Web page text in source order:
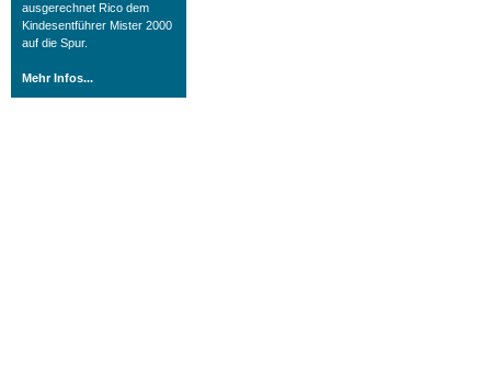
ausgerechnet Rico dem
Kindesentführer Mister 2000
auf die Spur.
Mehr Infos...